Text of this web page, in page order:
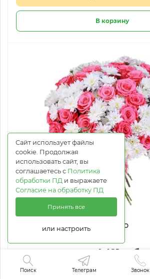
В корзину
Монако
от 4 421 руб.
Поиск Телеграм Звонок
Сайт использует файлы
cookie. Продолжая
использовать сайт, вы
соглашаетесь с Политика
обработки ПД и выражаете
Согласие на обработку ПД
Принять все
или настроить